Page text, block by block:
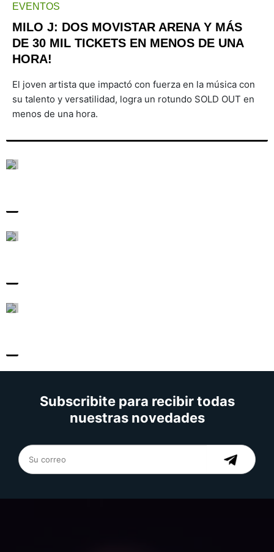
EVENTOS
MILO J: DOS MOVISTAR ARENA Y MÁS
DE 30 MIL TICKETS EN MENOS DE UNA
HORA!
El joven artista que impactó con fuerza en la música con
su talento y versatilidad, logra un rotundo SOLD OUT en
menos de una hora.
Subscribite para recibir todas
nuestras novedades